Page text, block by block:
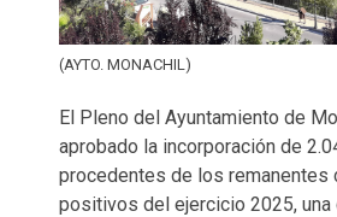
(AYTO. MONACHIL)
El Pleno del Ayuntamiento de
aprobado la incorporación de
procedentes de los remanentes
positivos del ejercicio 2025, una